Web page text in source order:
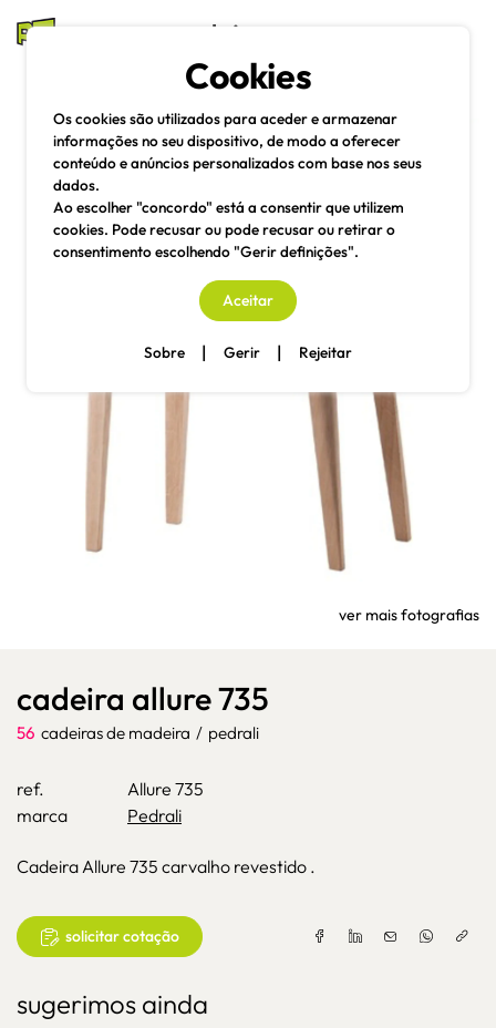
mesas e cadeiras
Pesquisa
ver mais fotografias
cadeira allure 735
56 cadeiras de madeira / pedrali
ref.
Allure 735
marca
Pedrali
Cadeira Allure 735 carvalho revestido .
solicitar cotação
sugerimos ainda
Cookies
Os cookies são utilizados para aceder e armazenar
informações no seu dispositivo, de modo a oferecer
conteúdo e anúncios personalizados com base nos seus
dados.
Ao escolher "concordo" está a consentir que utilizem
cookies. Pode recusar ou pode recusar ou retirar o
consentimento escolhendo "Gerir definições".
Aceitar
Sobre | Gerir | Rejeitar